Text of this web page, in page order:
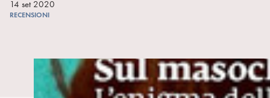
14 set 2020
RECENSIONI